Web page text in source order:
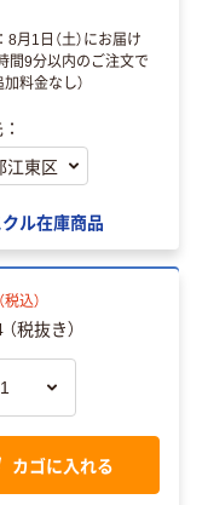
8月1日（土）にお届け
間9分以内のご注文で
料金なし）
ル在庫商品
（税込）
税抜き）
カゴに入れる